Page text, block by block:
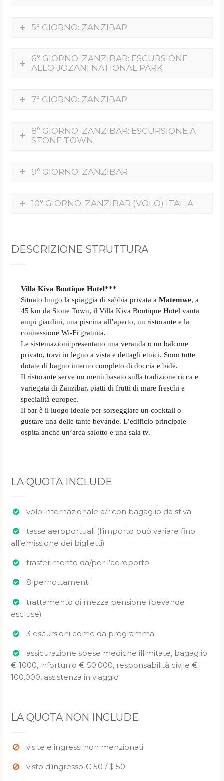
5° GIORNO: ZANZIBAR
6° GIORNO: ZANZIBAR: ESCURSIONE
ALLO JOZANI NATIONAL PARK
7° GIORNO: ZANZIBAR
8° GIORNO: ZANZIBAR: ESCURSIONE A
STONE TOWN
9° GIORNO: ZANZIBAR
10° GIORNO: ZANZIBAR (VOLO) ITALIA
DESCRIZIONE STRUTTURA
Villa Kiva Boutique Hotel***
Situato lungo la spiaggia di sabbia privata aMatemwe, a
45 km da Stone Town, il Villa Kiva Boutique Hotel vanta
ampi giardini, una piscina all’aperto, un ristorante e la
connessione Wi-Fi gratuita.
Le sistemazioni presentano una veranda o un balcone
privato, travi in legno a vista e dettagli etnici. Sono tutte
dotate di bagno interno completo di doccia e bidè.
Il ristorante serve un menù basato sulla tradizione ricca e
variegata di Zanzibar, piatti di frutti di mare freschi e
specialità europee.
Il bar è il luogo ideale per sorseggiare un cocktail o
gustare una delle tante bevande. L’edificio principale
ospita anche un’area salotto e una sala tv.
LA QUOTA INCLUDE
volo internazionale a/r con bagaglio da stiva
tasse aeroportuali (l’importo può variare fino
all’emissione dei biglietti)
trasferimento da/per l’aeroporto
8 pernottamenti
trattamento di mezza pensione (bevande
escluse)
3 escursioni come da programma
assicurazione spese mediche illimitate, bagaglio
€ 1000, infortunio € 50.000, responsabilità civile €
100.000, assistenza in viaggio
LA QUOTA NON INCLUDE
visite e ingressi non menzionati
visto d’ingresso € 50 / $ 50